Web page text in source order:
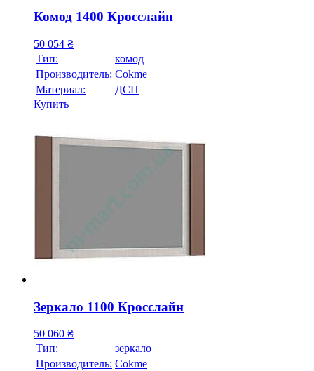
Комод 1400 Кросслайн
50 054 ₴
Тип:
комод
Производитель: Cokme
Материал:
ДСП
Купить
Зеркало 1100 Кросслайн
50 060 ₴
Тип:
зеркало
Производитель: Cokme